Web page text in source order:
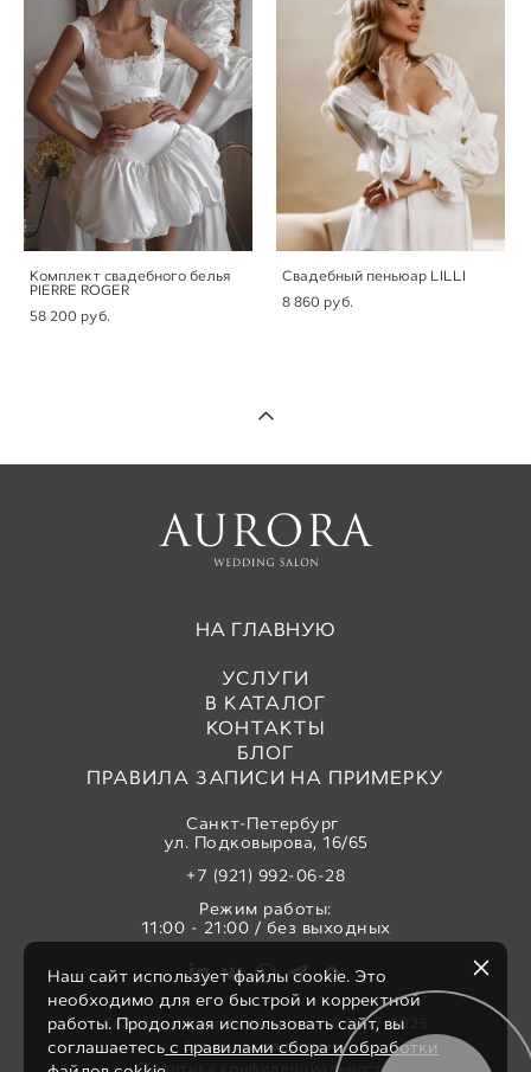
Комплект свадебного белья
PIERRE ROGER
58 200 pуб.
Свадебный пеньюар LILLI
8 860 pуб.
НА ГЛАВНУЮ
УСЛУГИ
В КАТАЛОГ
КОНТАКТЫ
БЛОГ
ПРАВИЛА ЗАПИСИ НА ПРИМЕРКУ
Санкт-Петербург
ул. Подковырова, 16/65
+7 (921) 992-06-28
Режим работы:
11:00 - 21:00 / без выходных
Свадебный салон «Аврора» © 2017-2026
Все права защищены
Политика конфиденциальности
Наш сайт использует файлы cookie. Это
необходимо для его быстрой и корректной
работы. Продолжая использовать сайт, вы
соглашаетесь с правилами сбора и обработки